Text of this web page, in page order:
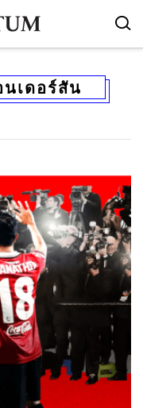
เดอร์สัน